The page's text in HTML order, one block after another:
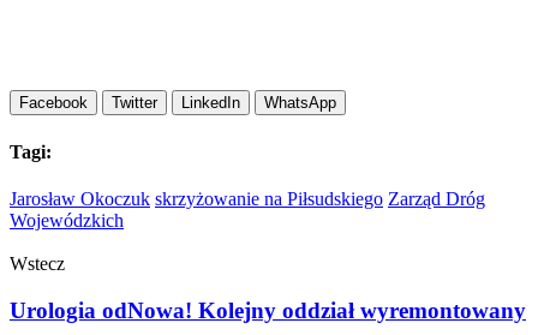
Facebook Twitter LinkedIn WhatsApp
Tagi:
Jarosław Okoczuk skrzyżowanie na Piłsudskiego Zarząd Dróg
Wojewódzkich
Wstecz
Urologia odNowa! Kolejny oddział wyremontowany